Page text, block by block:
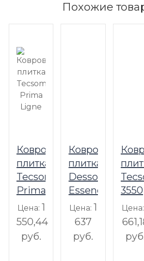
Похожие
Ковровая
плитка
Tecsom
Prima
Ligne
Цена: 1
550,44
руб.
Ковровая
плитка
Desso
Essence
9504
Цена: 1
637
руб.
3550
Цена: